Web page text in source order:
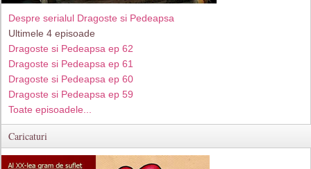
Despre serialul Dragoste si Pedeapsa
Ultimele 4 episoade
Dragoste si Pedeapsa ep 62
Dragoste si Pedeapsa ep 61
Dragoste si Pedeapsa ep 60
Dragoste si Pedeapsa ep 59
Toate episoadele...
Caricaturi